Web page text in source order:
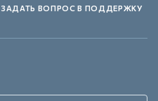
ЗАДАТЬ ВОПРОС В ПОДДЕРЖКУ